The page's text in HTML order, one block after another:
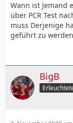
Wann ist Jemand
über PCR Test
muss Derjenige
geführt zu
BigB